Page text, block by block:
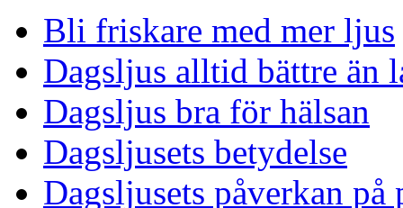
Bli friskare med mer ljus
Dagsljus alltid bättre än
Dagsljus bra för hälsan
Dagsljusets betydelse
Dagsljusets påverkan på